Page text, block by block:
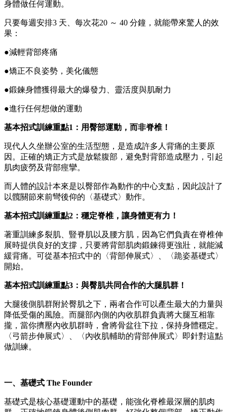
身體做任何運動。
只要每週安排3 天、每次花20 ～ 40 分鐘，就能帶來驚人的效
果：
●減輕背部疼痛
●矯正不良姿勢，美化儀態
●鍛鍊身體獲得最大的爆發力、靈活度與肌耐力
●進行任何想做的運動
基本招式訓練重點1：用臀部運動，而非脊椎！
現代人久坐辦公室的生活型態，是造成許多人背痛的主要原
因。正確的矯正方式是放鬆腹部，避免對背部造成壓力，引起
肌肉疲勞及背部痙攣。
而人體的設計本來是以臀部作為動作的中心支點，因此設計了
以髖關節來前彎後仰的〈基礎式〉動作。
基本招式訓練重點2：穩定脊椎，讓身體更有力！
著重訓練多裂肌、豎脊肌以及腰方肌，因為它們負責在脊椎伸
展時提供良好的支撐，只要將背部肌肉鍛鍊得更強壯，就能減
緩背痛。可從基本招式中的〈背部伸展式〉、〈跪姿基礎式〉
開始。
基本招式訓練重點3：與臀肌共同合作的大腿肌群！
大腿後側肌群附於臀肌之下，兩者合作可以產生最大的力量與
降低受傷的風險。而腿部內側的內收肌群負責將大腿互相靠
攏，當你擠壓內收肌群時，會將骨盆往下拉，保持身體穩定。
〈弓箭步伸展式〉、〈內收肌輔助的背部伸展式〉即針對這點
做訓練。
一、基礎式 The Founder
基礎式是核心基礎運動中的基礎，能強化脊椎最深層的肌肉